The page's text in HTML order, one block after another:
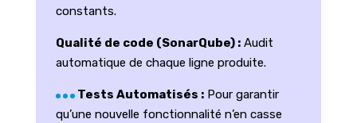
constants.
Qualité de code (SonarQube) :Audit
automatique de chaque ligne produite.
Tests Automatisés :Pour garantir
qu’une nouvelle fonctionnalité n’en casse